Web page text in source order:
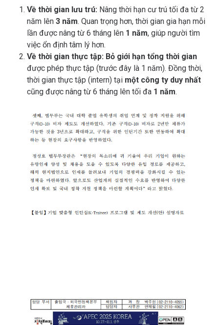
Về thời gian lưu trú: Nâng thời hạn cư trú tối đa từ 2
năm lên 3 năm. Quan trọng hơn, thời gian gia hạn mỗi
lần được nâng từ 6 tháng lên 1 năm, giúp người tìm
việc ổn định tâm lý hơn.
Về thời gian thực tập: Bỏ giới hạn tổng thời gian
được phép thực tập (trước đây là 1 năm). Đồng thời,
thời gian thực tập (intern) tại một công ty duy nhất
cũng được nâng từ 6 tháng lên tối đa 1 năm.